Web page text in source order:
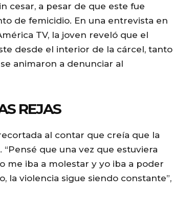
cesar, a pesar de que este fue
de femicidio. En una entrevista en
TV, la joven reveló que el
desde el interior de la cárcel, tanto
animaron a denunciar al
REJAS
al contar que creía que la
que una vez que estuviera
me iba a molestar y yo iba a poder
la violencia sigue siendo constante”,